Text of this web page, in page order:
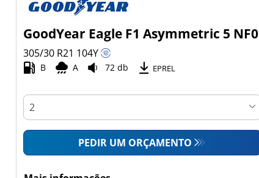
GoodYear Eagle F1 Asymmetric 5 NF0
305/30 R21 104Y
B A 72 db EPREL
PEDIR UM ORÇAMENTO